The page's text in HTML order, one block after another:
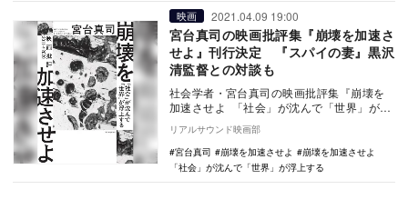
映画 2021.04.09 19:00
宮台真司の映画批評集『崩壊を加速さ
せよ』刊行決定 『スパイの妻』黒沢
清監督との対談も
社会学者・宮台真司の映画批評集『崩壊を
加速させよ 「社会」が沈んで「世界」が浮
上する』が、4月30日（予定）に「リアルサ
ウンド…
リアルサウンド映画部
宮台真司
崩壊を加速させよ
崩壊を加速させよ
「社会」が沈んで「世界」が浮上する